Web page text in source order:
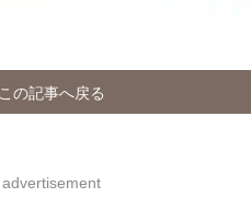
この記事へ戻る
advertisement